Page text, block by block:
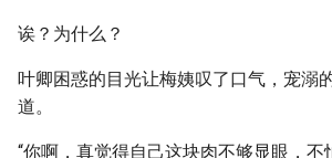
诶？为什么？
叶卿困惑的目光让梅姨叹了口气，宠溺
道。
“你啊，真觉得自己这块肉不够显眼，不